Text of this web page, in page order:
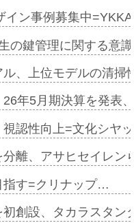
イン事例募集中
の鍵管理に関する意
ル、上位モデルの清
年5月期決算を発表
視認性向上=文化シヤ
離、アサヒセイレ
指す=クリナップ…
創設、タカラスタ